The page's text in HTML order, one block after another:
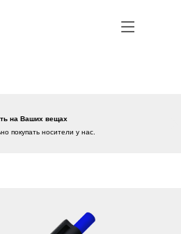
на Ваших вещах
покупать носители у нас.